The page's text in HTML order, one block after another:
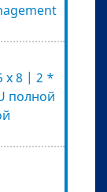
x 8 | 2 *
полной